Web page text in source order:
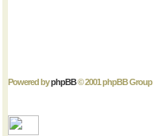
Powered byphpBB© 2001 phpBB Group